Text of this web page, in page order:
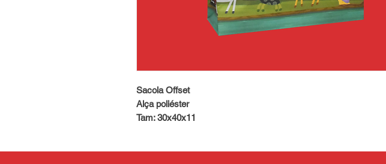
Sacola Offset
Alça poliéster
Tam: 30x40x11